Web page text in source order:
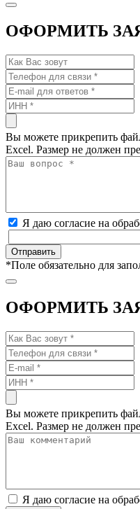
ОФОРМИТЬ
Вы можете прикрепить
Excel. Размер не должен
Я даю согласие на
*Поле обязательно для
ОФОРМИТЬ
Вы можете прикрепить
Excel. Размер не должен
Я даю согласие на